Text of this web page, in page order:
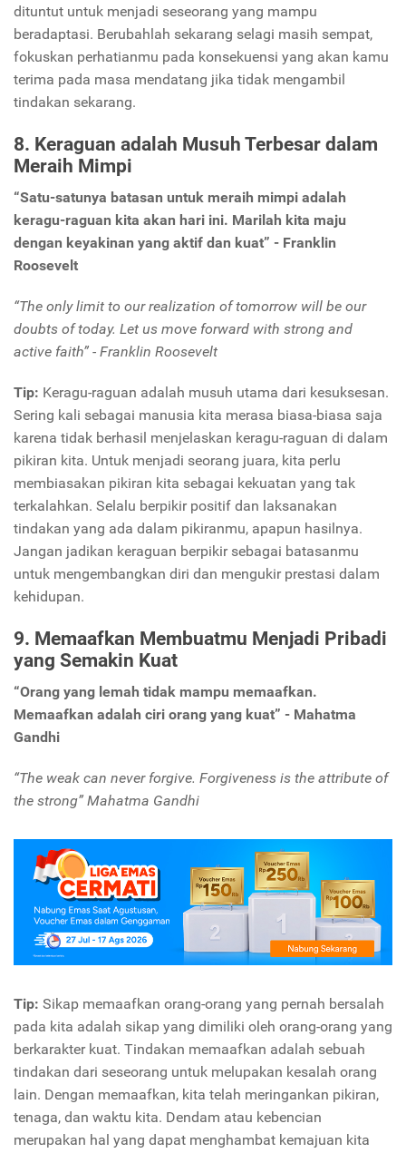
dituntut untuk menjadi seseorang yang mampu
beradaptasi. Berubahlah sekarang selagi masih sempat,
fokuskan perhatianmu pada konsekuensi yang akan kamu
terima pada masa mendatang jika tidak mengambil
tindakan sekarang.
8. Keraguan adalah Musuh Terbesar dalam
Meraih Mimpi
“Satu-satunya batasan untuk meraih mimpi adalah
keragu-raguan kita akan hari ini. Marilah kita maju
dengan keyakinan yang aktif dan kuat” - Franklin
Roosevelt
“The only limit to our realization of tomorrow will be our
doubts of today. Let us move forward with strong and
active faith” - Franklin Roosevelt
Tip: Keragu-raguan adalah musuh utama dari kesuksesan.
Sering kali sebagai manusia kita merasa biasa-biasa saja
karena tidak berhasil menjelaskan keragu-raguan di dalam
pikiran kita. Untuk menjadi seorang juara, kita perlu
membiasakan pikiran kita sebagai kekuatan yang tak
terkalahkan. Selalu berpikir positif dan laksanakan
tindakan yang ada dalam pikiranmu, apapun hasilnya.
Jangan jadikan keraguan berpikir sebagai batasanmu
untuk mengembangkan diri dan mengukir prestasi dalam
kehidupan.
9. Memaafkan Membuatmu Menjadi Pribadi
yang Semakin Kuat
“Orang yang lemah tidak mampu memaafkan.
Memaafkan adalah ciri orang yang kuat” - Mahatma
Gandhi
“The weak can never forgive. Forgiveness is the attribute of
the strong” Mahatma Gandhi
Tip: Sikap memaafkan orang-orang yang pernah bersalah
pada kita adalah sikap yang dimiliki oleh orang-orang yang
berkarakter kuat. Tindakan memaafkan adalah sebuah
tindakan dari seseorang untuk melupakan kesalah orang
lain. Dengan memaafkan, kita telah meringankan pikiran,
tenaga, dan waktu kita. Dendam atau kebencian
merupakan hal yang dapat menghambat kemajuan kita